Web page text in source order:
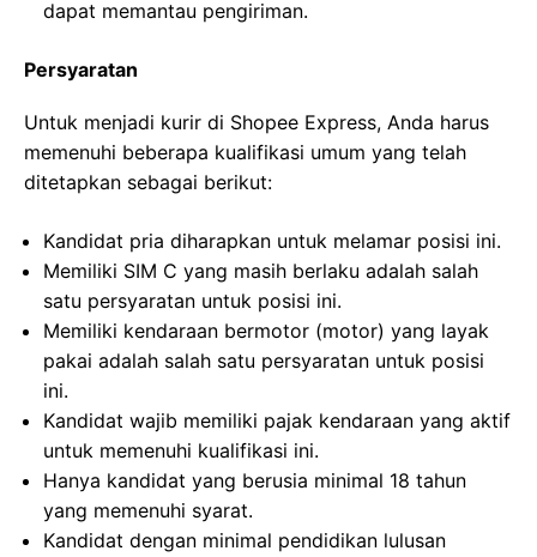
dapat memantau pengiriman.
Persyaratan
Untuk menjadi kurir di Shopee Express, Anda harus
memenuhi beberapa kualifikasi umum yang telah
ditetapkan sebagai berikut:
Kandidat pria diharapkan untuk melamar posisi ini.
Memiliki SIM C yang masih berlaku adalah salah
satu persyaratan untuk posisi ini.
Memiliki kendaraan bermotor (motor) yang layak
pakai adalah salah satu persyaratan untuk posisi
ini.
Kandidat wajib memiliki pajak kendaraan yang aktif
untuk memenuhi kualifikasi ini.
Hanya kandidat yang berusia minimal 18 tahun
yang memenuhi syarat.
Kandidat dengan minimal pendidikan lulusan